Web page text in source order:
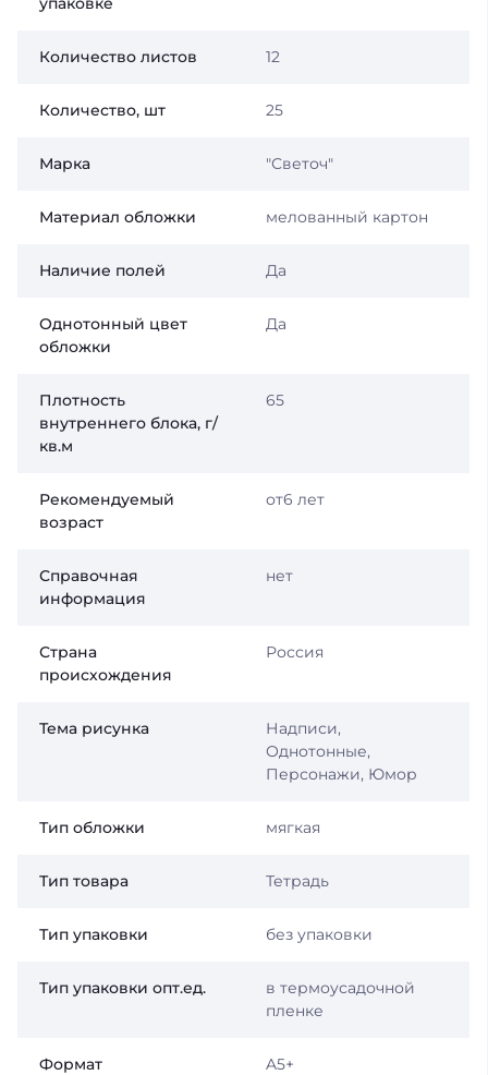
Количество листов 12
Количество, шт 25
Марка "Светоч"
Материал обложки мелованный картон
Наличие полей Да
Однотонный цвет
обложки
Да
Плотность
внутреннего блока, г/
кв.м
65
Рекомендуемый
возраст
от6 лет
Справочная
информация
нет
Страна
происхождения
Россия
Тема рисунка
Надписи,
Однотонные,
Персонажи, Юмор
Тип обложки мягкая
Тип товара Тетрадь
Тип упаковки без упаковки
Тип упаковки опт.ед.
в термоусадочной
пленке
Формат A5+